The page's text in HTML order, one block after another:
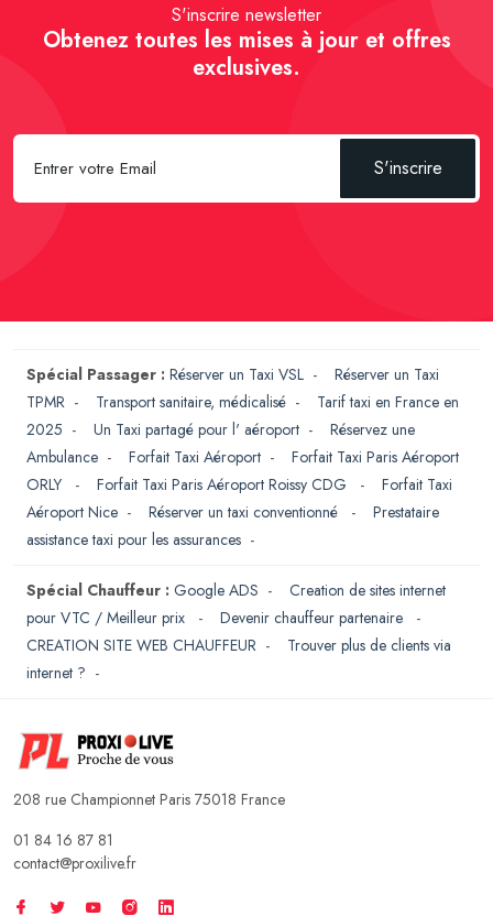
S'inscrire newsletter
Obtenez toutes les mises à jour et offres
exclusives.
S'inscrire
Spécial Passager : Réserver un Taxi VSL - Réserver un Taxi
TPMR - Transport sanitaire, médicalisé - Tarif taxi en France en
2025 - Un Taxi partagé pour l' aéroport - Réservez une
Ambulance - Forfait Taxi Aéroport - Forfait Taxi Paris Aéroport
ORLY
- Forfait Taxi Paris Aéroport Roissy CDG - Forfait Taxi
Aéroport Nice - Réserver un taxi conventionné - Prestataire
assistance taxi pour les assurances -
Spécial Chauffeur : Google ADS - Creation de sites internet
pour VTC / Meilleur prix
- Devenir chauffeur partenaire
-
CREATION SITE WEB CHAUFFEUR - Trouver plus de clients via
internet ? -
208 rue Championnet Paris 75018 France
01 84 16 87 81
contact@proxilive.fr